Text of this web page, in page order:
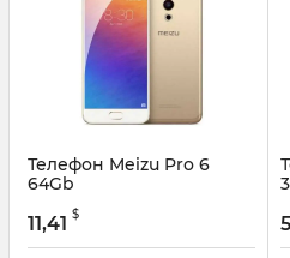
Телефон Meizu Pro 6
64Gb
11,41 $